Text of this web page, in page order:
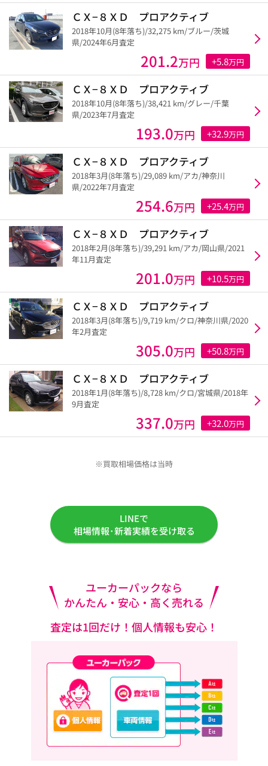
ＣＸ−８ＸＤ プロアクティブ
2018年10月(8年落ち)/32,275 km/ブルー/茨城
県/2024年6月査定
201.2万円 +5.8万円
ＣＸ−８ＸＤ プロアクティブ
2018年10月(8年落ち)/38,421 km/グレー/千葉
県/2023年7月査定
193.0万円 +32.9万円
ＣＸ−８ＸＤ プロアクティブ
2018年3月(8年落ち)/29,089 km/アカ/神奈川
県/2022年7月査定
254.6万円 +25.4万円
ＣＸ−８ＸＤ プロアクティブ
2018年2月(8年落ち)/39,291 km/アカ/岡山県/2021
年11月査定
201.0万円 +10.5万円
ＣＸ−８ＸＤ プロアクティブ
2018年3月(8年落ち)/9,719 km/クロ/神奈川県/2020
年2月査定
305.0万円 +50.8万円
ＣＸ−８ＸＤ プロアクティブ
2018年1月(8年落ち)/8,728 km/クロ/宮城県/2018年
9月査定
337.0万円 +32.0万円
※買取相場価格は当時
LINEで
相場情報･新着実績を受け取る
ユーカーパックなら
かんたん・安心・高く売れる
査定は1回だけ！個人情報も安心！